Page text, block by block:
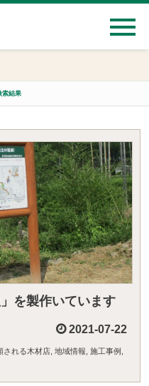
索結果
を製作いています
2021-07-22
される木材店 地域情報 施工事例